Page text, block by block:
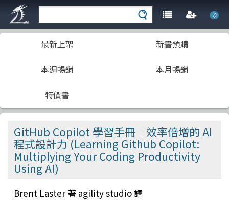
0
最新上架 新書預購
本週暢銷 本月暢銷
特價書
GitHub Copilot 學習手冊｜效率倍增的 AI
程式設計力 (Learning Github Copilot:
Multiplying Your Coding Productivity
Using AI)
Brent Laster 著 agility studio 譯